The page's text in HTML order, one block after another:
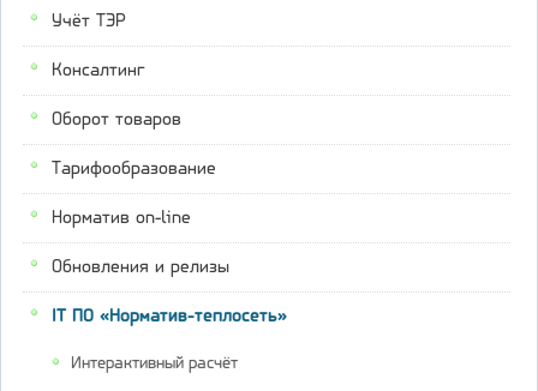
Учёт ТЭР
Консалтинг
Оборот товаров
Тарифообразование
Норматив on-line
Обновления и релизы
IT ПО «Норматив-теплосеть»
Интерактивный расчёт